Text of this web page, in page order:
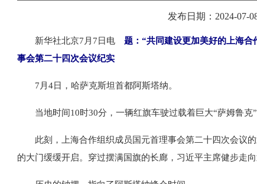
发布日期：2024-07-
新华社北京7月7日电 题：“共同建设更加美好的上海
事会第二十四次会议纪实
7月4日，哈萨克斯坦首都阿斯塔纳。
当地时间10时30分，一辆红旗车驶过载着巨大“萨姆鲁克”
此刻，上海合作组织成员国元首理事会第二十四次会议的
的大门缓缓开启。穿过摆满国旗的长廊，习近平主席健步走